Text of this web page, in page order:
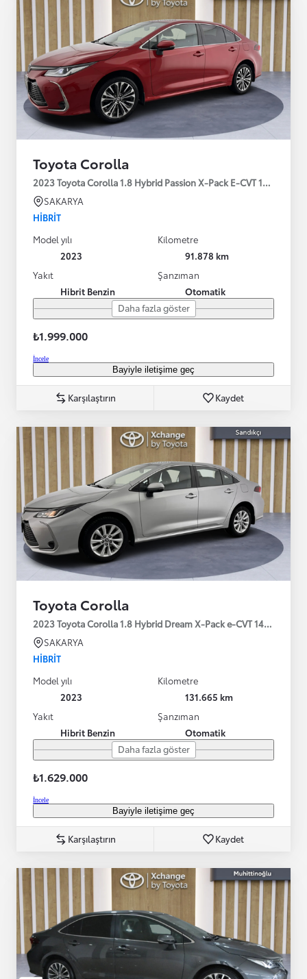
Toyota Corolla
2023 Toyota Corolla 1.8 Hybrid Passion X-Pack E-CVT 140HP
SAKARYA
HIBRIT
Model yılı
2023
Kilometre
91.878 km
Yakıt
Hibrit Benzin
Şanzıman
Otomatik
Daha fazla göster
₺1.999.000
İncele
Bayiyle iletişime geç
Karşılaştırın Kaydet
Toyota Corolla
2023 Toyota Corolla 1.8 Hybrid Dream X-Pack e-CVT 140HP
SAKARYA
HIBRIT
Model yılı
2023
Kilometre
131.665 km
Yakıt
Hibrit Benzin
Şanzıman
Otomatik
Daha fazla göster
₺1.629.000
İncele
Bayiyle iletişime geç
Karşılaştırın Kaydet